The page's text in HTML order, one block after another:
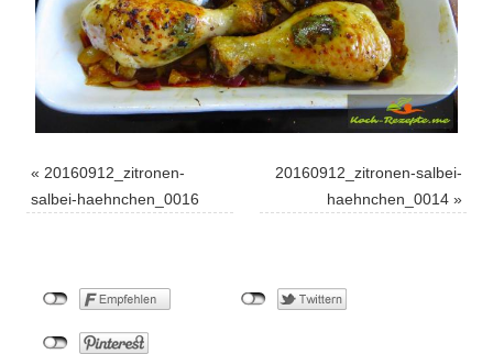
« 20160912_zitronen-
salbei-haehnchen_0016
20160912_zitronen-salbei-
haehnchen_0014 »